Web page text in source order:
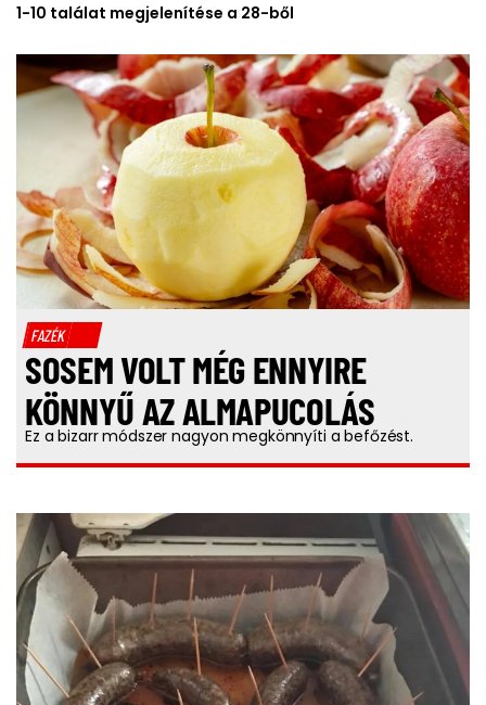
1-10 találat megjelenítése a 28-ből
FAZÉK
SOSEM VOLT MÉG ENNYIRE
KÖNNYŰ AZ ALMAPUCOLÁS
Ez a bizarr módszer nagyon megkönnyíti a befőzést.